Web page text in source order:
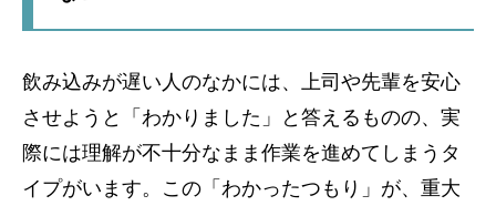
飲み込みが遅い人のなかには、上司や先輩を安心
させようと「わかりました」と答えるものの、実
際には理解が不十分なまま作業を進めてしまうタ
イプがいます。この「わかったつもり」が、重大